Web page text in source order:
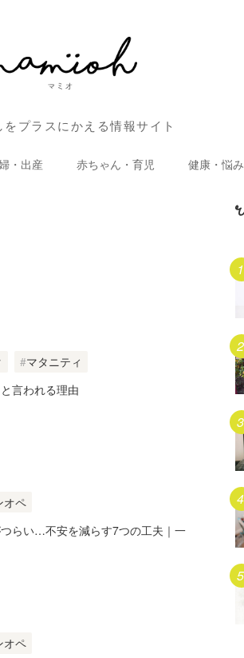
プラスにかえる情報サイト
・出産 赤ちゃん・育児 健康・悩み
マタニティ
言われる理由
オペ
らい…不安を減らす7つの工夫｜一
オペ